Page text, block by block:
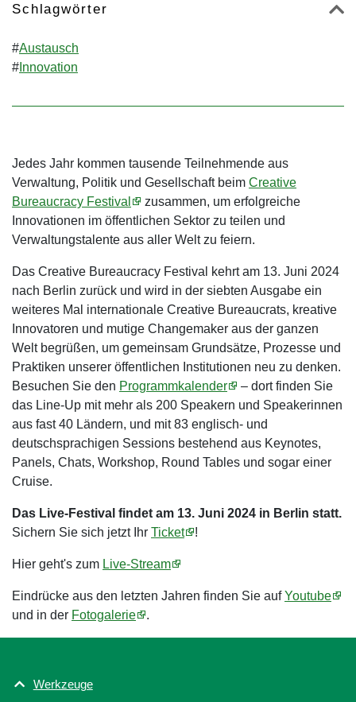
Schlagwörter
#Austausch
# Innovation
Jedes Jahr kommen tausende Teilnehmende aus
Verwaltung, Politik und Gesellschaft beim Creative
Bureaucracy Festival
zusammen, um erfolgreiche
Innovationen im öffentlichen Sektor zu teilen und
Verwaltungstalente aus aller Welt zu feiern.
Das Creative Bureaucracy Festival kehrt am 13. Juni 2024
nach Berlin zurück und wird in der siebten Ausgabe ein
weiteres Mal internationale Creative Bureaucrats, kreative
Innovatoren und mutige Changemaker aus der ganzen
Welt begrüßen, um gemeinsam Grundsätze, Prozesse und
Praktiken unserer öffentlichen Institutionen neu zu denken.
Besuchen Sie den Programmkalender
– dort finden Sie
das Line-Up mit mehr als 200 Speakern und Speakerinnen
aus fast 40 Ländern, und mit 83 englisch- und
deutschsprachigen Sessions bestehend aus Keynotes,
Panels, Chats, Workshop, Round Tables und sogar einer
Cruise.
Das Live-Festival findet am 13. Juni 2024 in Berlin statt.
Sichern Sie sich jetzt Ihr Ticket !
Hier geht's zum Live-Stream
Eindrücke aus den letzten Jahren finden Sie aufYoutube
und in der Fotogalerie .
Werkzeuge